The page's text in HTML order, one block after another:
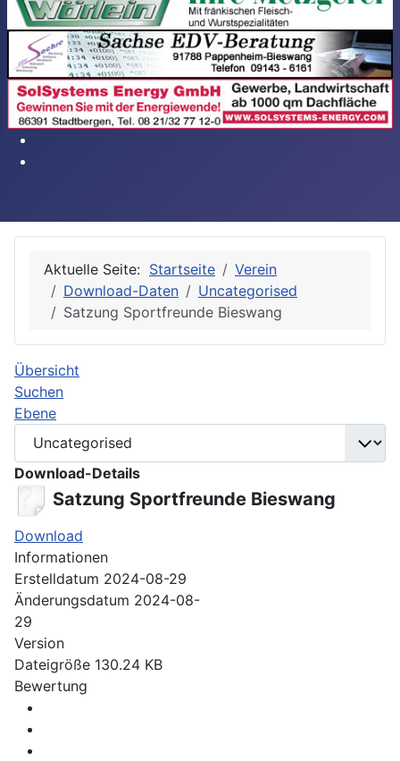
Aktuelle Seite: Startseite
Verein
Download-Daten
Uncategorised
Satzung Sportfreunde Bieswang
Übersicht
Suchen
Ebene
Download-Details
Satzung Sportfreunde Bieswang
Download
Informationen
Erstelldatum 2024-08-29
Änderungsdatum 2024-08-
29
Version
Dateigröße 130.24 KB
Bewertung